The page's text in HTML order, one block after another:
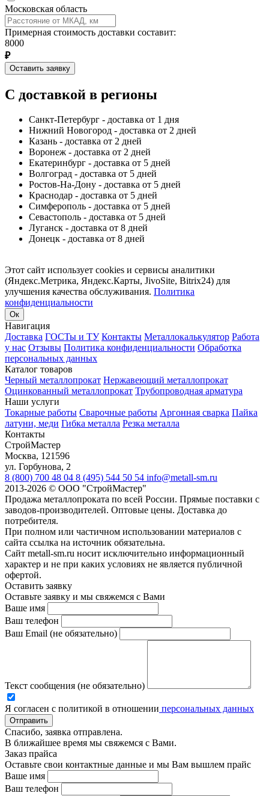
Московская область
Примерная стоимость доставки составит:
8000
₽
Оставить заявку
С доставкой в регионы
Санкт-Петербург - доставка от 1 дня
Нижний Новогород - доставка от 2 дней
Казань - доставка от 2 дней
Воронеж - доставка от 2 дней
Екатеринбург - доставка от 5 дней
Волгоград - доставка от 5 дней
Ростов-На-Дону - доставка от 5 дней
Краснодар - доставка от 5 дней
Симферополь - доставка от 5 дней
Севастополь - доставка от 5 дней
Луганск - доставка от 8 дней
Донецк - доставка от 8 дней
Этот сайт использует cookies и сервисы аналитики
(Яндекс.Метрика, Яндекс.Карты, JivoSite, Bitrix24) для
улучшения качества обслуживания. Политика
конфиденциальности
Ок
Навигация
Доставка ГОСТы и ТУ Контакты Металлокалькулятор Работа
у нас Отзывы Политика конфиденциальности Обработка
персональных данных
Каталог товаров
Черный металлопрокат Нержавеющий металлопрокат
Оцинкованный металлопрокат Трубопроводная арматура
Наши услуги
Токарные работы Сварочные работы Аргонная сварка Пайка
латуни, меди Гибка металла Резка металла
Контакты
СтройМастер
Москва, 121596
ул. Горбунова, 2
8 (800) 700 48 04 8 (495) 544 50 54 info@metall-sm.ru
2013-2026 © ООО "СтройМастер"
Продажа металлопроката по всей России. Прямые поставки с
заводов-производителей. Оптовые цены. Доставка до
потребителя.
При полном или частичном использовании материалов с
сайта ссылка на источник обязательна.
Сайт metall-sm.ru носит исключительно информационный
характер и не при каких условиях не является публичной
офертой.
Оставить заявку
Оставьте заявку и мы свяжемся с Вами
Ваше имя
Ваш телефон
Ваш Email (не обязательно)
Текст сообщения (не обязательно)
Я согласен с политикой в отношении персональных данных
Отправить
Спасибо, заявка отправлена.
В ближайшее время мы свяжемся с Вами.
Заказ прайса
Оставьте свои контактные данные и мы Вам вышлем прайс
Ваше имя
Ваш телефон